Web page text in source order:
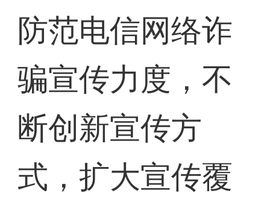
防范电信网络诈
骗宣传力度，不
断创新宣传方
式，扩大宣传覆